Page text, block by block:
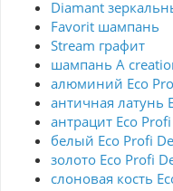
Diamant
Favorit шампань
Stream графит
шампань A
алюминий Eco
античная латунь
антрацит Eco
белый Eco Profi
золото Eco Profi
слоновая кость